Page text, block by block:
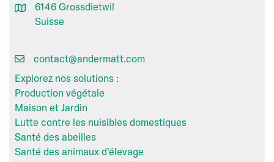
6146 Grossdietwil
Suisse
contact@andermatt.com
Explorez nos solutions :
Production végétale
Maison et Jardin
Lutte contre les nuisibles domestiques
Santé des abeilles
Santé des animaux d'élevage